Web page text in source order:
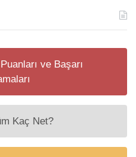
ve Başarı
Kaç Net?